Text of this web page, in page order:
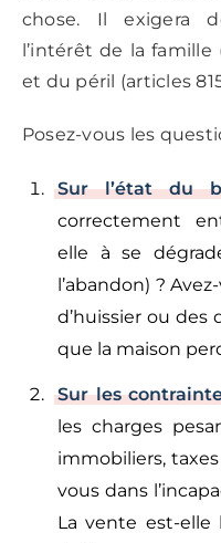
chose. Il exigera
l’intérêt de la famille
et du péril (articles
Posez-vous les
Sur l’état du
correctement
elle à se
l’abandon) ?
d’huissier ou
que la maison
Sur les
les charges
immobiliers,
vous dans
La vente est-elle